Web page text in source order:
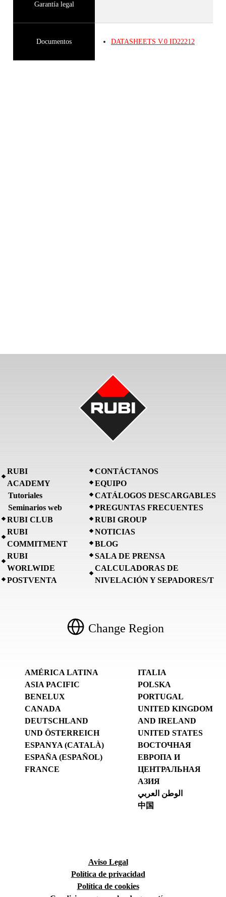
Garantía legal
Documentos DATASHEETS V.0 ID22212
RUBI
ACADEMY
Tutoriales
Seminarios web
RUBI CLUB
RUBI
COMMITMENT
RUBI
WORLWIDE
POSTVENTA
CONTÁCTANOS
EQUIPO
CATÁLOGOS DESCARGABLES
PREGUNTAS FRECUENTES
RUBI GROUP
NOTICIAS
BLOG
SALA DE PRENSA
CALCULADORAS DE
NIVELACIÓN Y SEPADORES/T
Change Region
AMÉRICA LATINA
ASIA PACIFIC
BENELUX
CANADA
DEUTSCHLAND
UND ÖSTERREICH
ESPANYA (CATALÀ)
ESPAÑA (ESPAÑOL)
FRANCE
ITALIA
POLSKA
PORTUGAL
UNITED KINGDOM
AND IRELAND
UNITED STATES
ВОСТОЧНАЯ
ЕВРОПА И
ЦЕНТРАЛЬНАЯ
АЗИЯ
الوطن العربي
中国
Aviso Legal
Política de privacidad
Política de cookies